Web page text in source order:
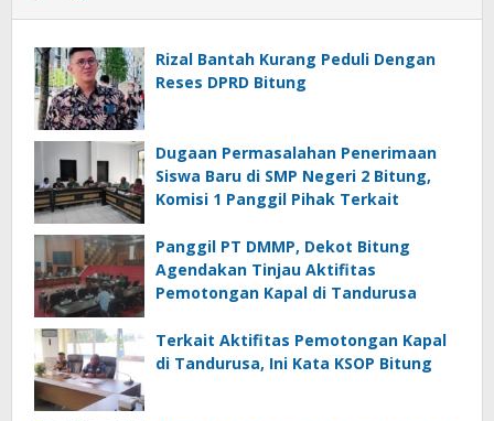
Rizal Bantah Kurang Peduli Dengan
Reses DPRD Bitung
Dugaan Permasalahan Penerimaan
Siswa Baru di SMP Negeri 2 Bitung,
Komisi 1 Panggil Pihak Terkait
Panggil PT DMMP, Dekot Bitung
Agendakan Tinjau Aktifitas
Pemotongan Kapal di Tandurusa
Terkait Aktifitas Pemotongan Kapal
di Tandurusa, Ini Kata KSOP Bitung